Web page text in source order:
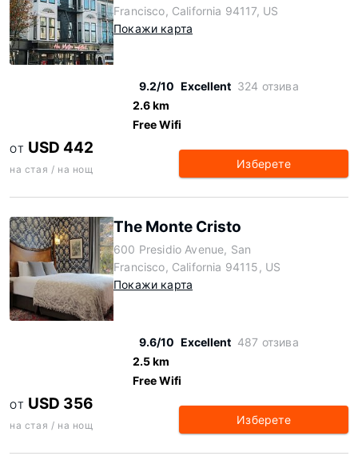
Francisco, California 94117, US
Покажи карта
9.2/10 Excellent 324 отзива
2.6 km
Free Wifi
ОТ USD 442
на стая / на нощ Изберете
The Monte Cristo
600 Presidio Avenue, San
Francisco, California 94115, US
Покажи карта
9.6/10 Excellent 487 отзива
2.5 km
Free Wifi
ОТ USD 356
на стая / на нощ Изберете